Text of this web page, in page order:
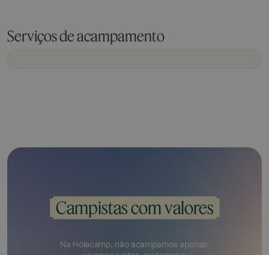
Serviços de acampamento
Campistas com valores
Na Holacamp, não acampamos apenas: